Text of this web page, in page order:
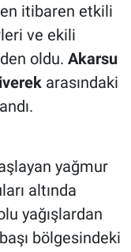
itibaren etkili
ve ekili
oldu. Akarsu
arasındaki
yağmur
altında
yağışlardan
bölgesindeki